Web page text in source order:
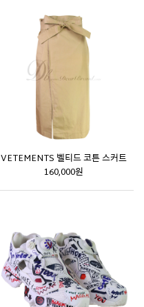
VETEMENTS 벨티드 코튼 스커트
160,000원